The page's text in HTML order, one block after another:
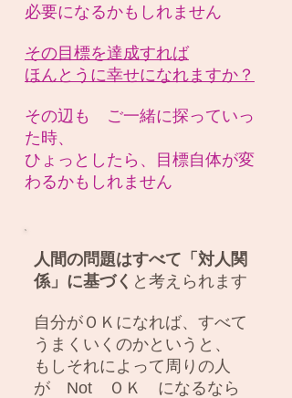
必要になるかもしれません
その目標を達成すれば
ほんとうに幸せになれますか？
その辺も ご一緒に探っていっ
た時、
ひょっとしたら、目標自体が変
わるかもしれません
人間の問題はすべて「 対人関
係」に基づく と考えられます
自分がＯＫになれば、すべて
うまくいくのかというと、
もしそれによって周りの人
が Not ＯＫ になるなら